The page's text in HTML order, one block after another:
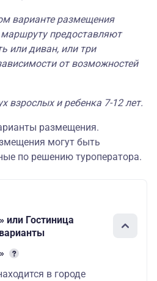
193500 243000
варианте размещения
предоставляют
или диван, или три
от возможностей
взрослых и ребенка 7-12 лет.
размещения.
могут быть
по решению туроператора.
или Гостиница
в городе